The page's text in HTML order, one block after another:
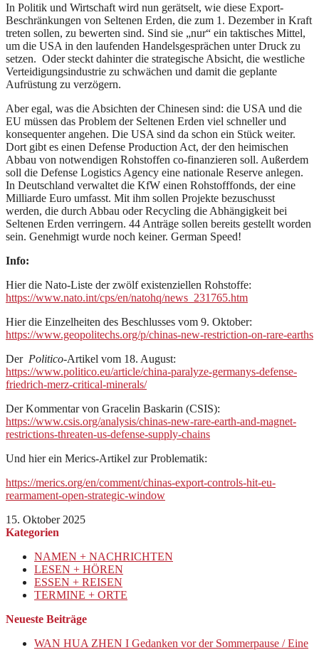
In Politik und Wirtschaft wird nun gerätselt, wie diese Export-
Beschränkungen von Seltenen Erden, die zum 1. Dezember in Kraft
treten sollen, zu bewerten sind. Sind sie „nur“ ein taktisches Mittel,
um die USA in den laufenden Handelsgesprächen unter Druck zu
setzen. Oder steckt dahinter die strategische Absicht, die westliche
Verteidigungsindustrie zu schwächen und damit die geplante
Aufrüstung zu verzögern.
Aber egal, was die Absichten der Chinesen sind: die USA und die
EU müssen das Problem der Seltenen Erden viel schneller und
konsequenter angehen. Die USA sind da schon ein Stück weiter.
Dort gibt es einen Defense Production Act, der den heimischen
Abbau von notwendigen Rohstoffen co-finanzieren soll. Außerdem
soll die Defense Logistics Agency eine nationale Reserve anlegen.
In Deutschland verwaltet die KfW einen Rohstofffonds, der eine
Milliarde Euro umfasst. Mit ihm sollen Projekte bezuschusst
werden, die durch Abbau oder Recycling die Abhängigkeit bei
Seltenen Erden verringern. 44 Anträge sollen bereits gestellt worden
sein. Genehmigt wurde noch keiner. German Speed!
Info:
Hier die Nato-Liste der zwölf existenziellen Rohstoffe:
https://www.nato.int/cps/en/natohq/news_231765.htm
Hier die Einzelheiten des Beschlusses vom 9. Oktober:
https://www.geopolitechs.org/p/chinas-new-restriction-on-rare-earths
Der Politico-Artikel vom 18. August:
https://www.politico.eu/article/china-paralyze-germanys-defense-
friedrich-merz-critical-minerals/
Der Kommentar von Gracelin Baskarin (CSIS):
https://www.csis.org/analysis/chinas-new-rare-earth-and-magnet-
restrictions-threaten-us-defense-supply-chains
Und hier ein Merics-Artikel zur Problematik:
https://merics.org/en/comment/chinas-export-controls-hit-eu-
rearmament-open-strategic-window
15. Oktober 2025
Kategorien
NAMEN + NACHRICHTEN
LESEN + HÖREN
ESSEN + REISEN
TERMINE + ORTE
Neueste Beiträge
WAN HUA ZHEN I Gedanken vor der Sommerpause / Eine